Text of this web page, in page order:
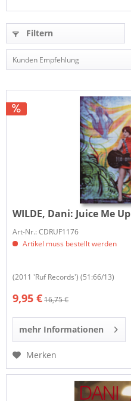
Filtern
WILDE, Dani: Juice Me Up
Art-Nr.: CDRUF1176
Artikel muss bestellt werden
(2011 'Ruf Records') (51:66/13)
9,95 €16,75 €
mehr Informationen
Merken